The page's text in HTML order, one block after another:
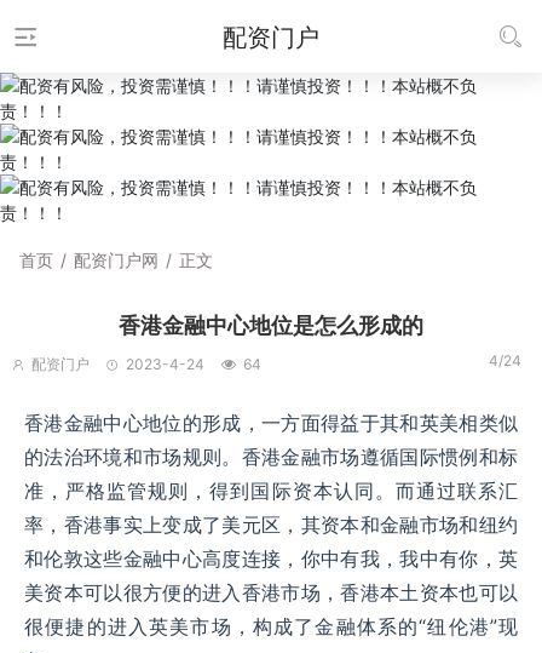
配资门户
首页 / 配资门户网 / 正文
香港金融中心地位是怎么形成的
配资门户 2023-4-24 64 4/24
香港金融中心地位的形成，一方面得益于其和英美相类似
的法治环境和市场规则。香港金融市场遵循国际惯例和标
准，严格监管规则，得到国际资本认同。而通过联系汇
率，香港事实上变成了美元区，其资本和金融市场和纽约
和伦敦这些金融中心高度连接，你中有我，我中有你，英
美资本可以很方便的进入香港市场，香港本土资本也可以
很便捷的进入英美市场，构成了金融体系的“纽伦港”现